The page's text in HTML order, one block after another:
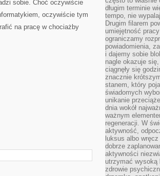
sobie. Choć oczywiście
oczywiście tym
na pracę w chociażby
długim terminie
tempo, nie
Drugim filarem
umiejętność
ograniczamy
powiadomienia,
i dajemy sobie
nagle okazuje
ciągnęły się
znacznie
stanem, który
świadomych
unikanie
dnia wokół
ważnym
regeneracji. W
aktywność,
luksus albo
dobrze
aktywności
utrzymać wysoką
zdrowie